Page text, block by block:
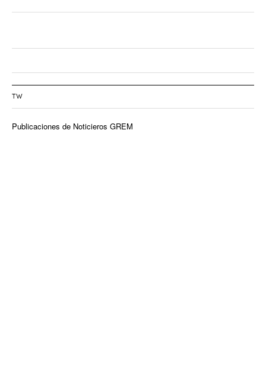
TW
Publicaciones de Noticieros GREM